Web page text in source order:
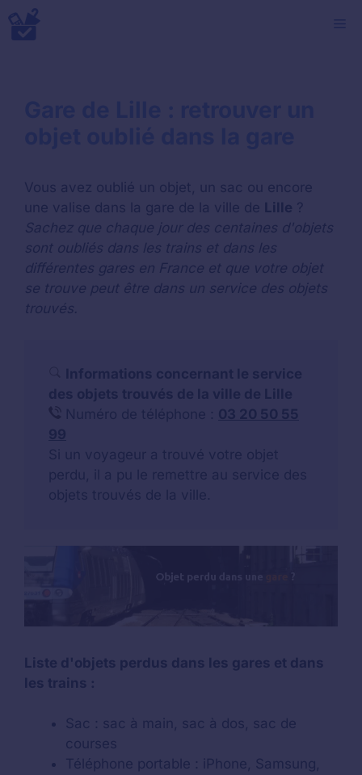
Aller
au
Vous avez oublié un objet, un sac ou encore
une valise dans la gare de la ville de Lille ?
Sachez que chaque jour des centaines d'objets
sont oubliés dans les trains et dans les
différentes gares en France et que votre objet
se trouve peut être dans un service des objets
trouvés.
Liste d'objets perdus dans les gares et dans
les trains :
Sac : sac à main, sac à dos, sac de
courses
Téléphone portable : iPhone, Samsung,